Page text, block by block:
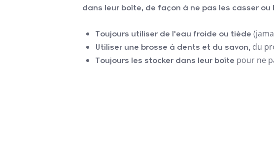
dans leur boîte, de façon à ne pas les casser ou
Toujours utiliser de l’eau froide ou tiède
Utiliser une brosse à dents et du savon, du
Toujours les stocker dans leur boîte pour ne